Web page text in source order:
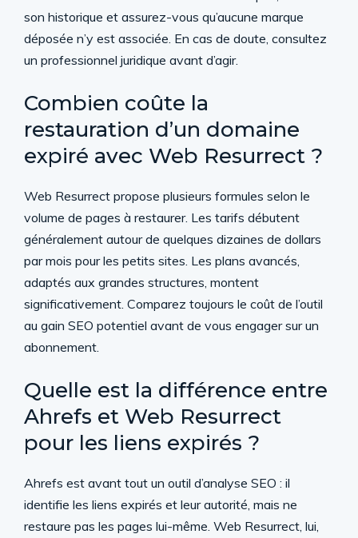
son historique et assurez-vous qu’aucune marque
déposée n’y est associée. En cas de doute, consultez
un professionnel juridique avant d’agir.
Combien coûte la
restauration d’un domaine
expiré avec Web Resurrect ?
Web Resurrect propose plusieurs formules selon le
volume de pages à restaurer. Les tarifs débutent
généralement autour de quelques dizaines de dollars
par mois pour les petits sites. Les plans avancés,
adaptés aux grandes structures, montent
significativement. Comparez toujours le coût de l’outil
au gain SEO potentiel avant de vous engager sur un
abonnement.
Quelle est la différence entre
Ahrefs et Web Resurrect
pour les liens expirés ?
Ahrefs est avant tout un outil d’analyse SEO : il
identifie les liens expirés et leur autorité, mais ne
restaure pas les pages lui-même. Web Resurrect, lui,